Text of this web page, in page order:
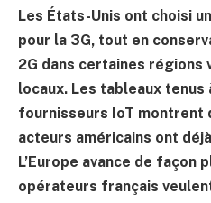
Les États-Unis ont choisi
pour la 3G, tout en
2G dans certaines
locaux. Les tableaux tenus
fournisseurs IoT montrent
acteurs américains ont
L’Europe avance de façon
opérateurs français